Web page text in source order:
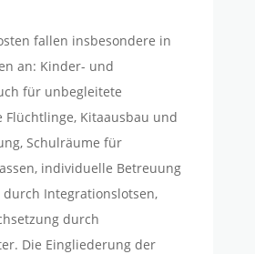
fallen insbesondere in
an: Kinder- und
für unbegleitete
Kitaausbau und
Schulräume für
individuelle Betreuung
Integrationslotsen,
durch
Die Eingliederung der